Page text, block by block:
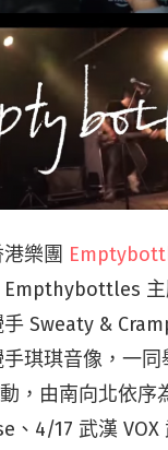
樂團
Empthybottles
Sweaty &
琪琪音像，一同
，由南向北依序
、4/17 武漢 VOX